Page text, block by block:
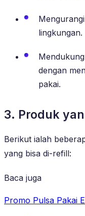
lingkungan.
dengan
pakai.
3. Produk
Berikut ialah
yang bisa di-refill:
Baca juga
Promo Pulsa Pakai